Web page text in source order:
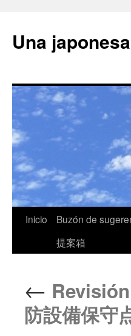
Una
Inicio
Buzón de
提案箱
←
防設備保守